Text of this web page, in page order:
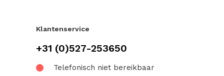
Klantenservice
+31 (0)527-253650
Telefonisch niet bereikbaar